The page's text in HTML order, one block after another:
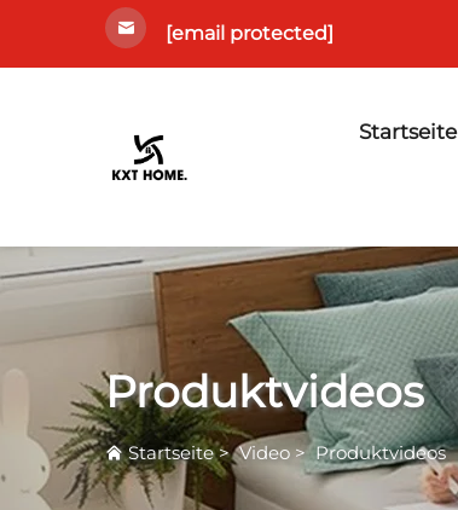
[email protected]
Startseite
Produktvideos
Startseite>Video>Produktvideos